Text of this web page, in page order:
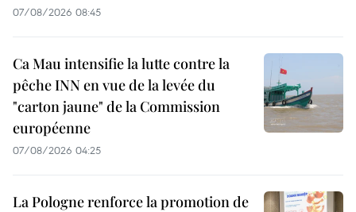
07/08/2026 08:45
Ca Mau intensifie la lutte contre la
pêche INN en vue de la levée du
"carton jaune" de la Commission
européenne
07/08/2026 04:25
La Pologne renforce la promotion de